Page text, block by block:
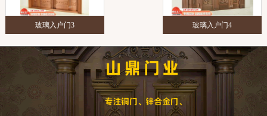
玻璃入户门3 玻璃入户门4